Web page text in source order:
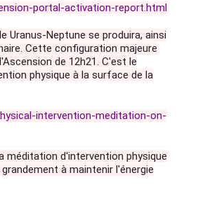
portal-activation-report.html
Uranus-Neptune se produira, ainsi
Cette configuration majeure
de 12h21. C'est le
physique à la surface de la
intervention-meditation-on-
méditation d'intervention physique
à maintenir l'énergie